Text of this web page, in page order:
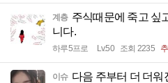
계층 주식때문에 죽고 싶
니다.
하루5프로 Lv.50 조회 2235
이슈 다음 주부터 더 더워